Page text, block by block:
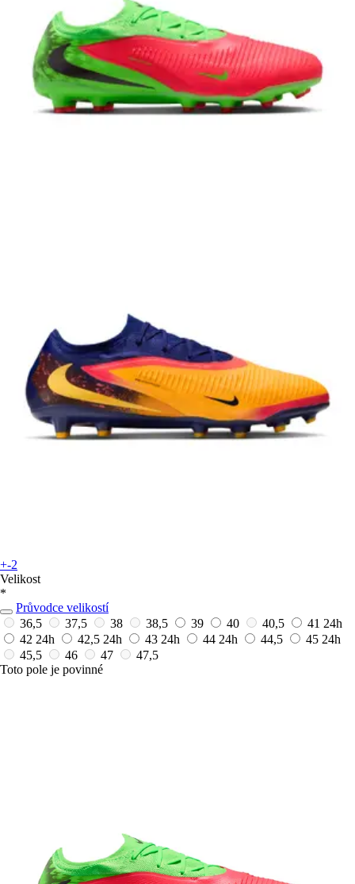
+-2
Velikost
*
Průvodce velikostí
36,5
37,5 38 38,5 39 40 40,5 41 24h
42 24h 42,5 24h 43 24h 44 24h 44,5 45 24h
45,5
46 47
47,5
Toto pole je povinné